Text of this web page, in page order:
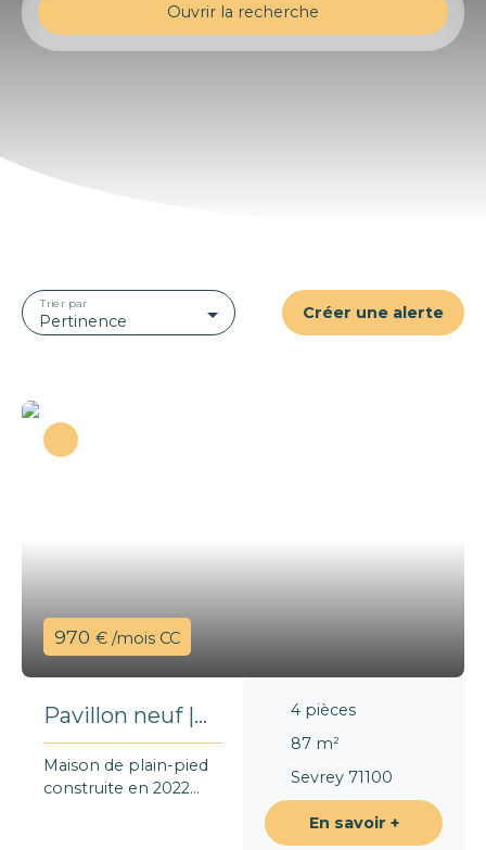
Ouvrir la recherche
Surface min (m²)
Pertinence
Trier par Créer une alerte
970 € /mois CC
Pavillon neuf |
87 m² | 3
Chambres
Maison de plain-pied
construite en 2022
4 pièces
87 m²
Sevrey 71100
En savoir +